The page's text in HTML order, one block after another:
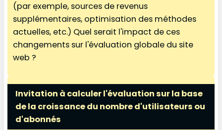
(par exemple, sources de revenus
supplémentaires, optimisation des méthodes
actuelles, etc.) Quel serait l'impact de ces
changements sur l'évaluation globale du site
web ?
Invitation à calculer l'évaluation sur la base
de la croissance du nombre d'utilisateurs ou
d'abonnés